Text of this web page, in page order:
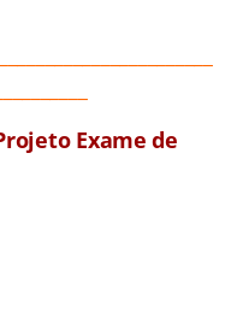
Exame de